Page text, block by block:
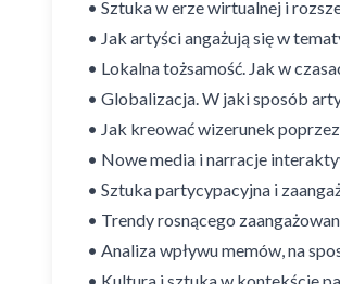
• Sztuka w erze wirtualnej i
• Jak artyści angażują się w
• Lokalna tożsamość. Jak w
• Globalizacja. W jaki sposób
• Jak kreować wizerunek
• Nowe media i narracje
• Sztuka partycypacyjna i
• Trendy rosnącego
• Analiza wpływu memów, na
• Kultura i sztuka w kontekście